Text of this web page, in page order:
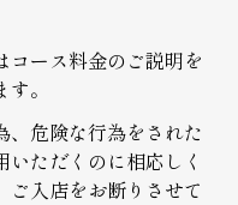
コース料金のご説明を
。
、危険な行為をされた
ただくのに相応しく
ご入店をお断りさせて